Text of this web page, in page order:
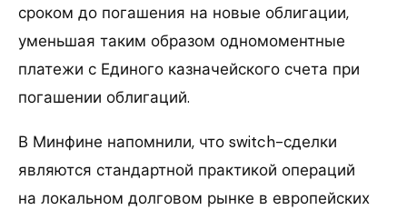
сроком до погашения на новые облигации,
уменьшая таким образом одномоментные
платежи с Единого казначейского счета при
погашении облигаций.
В Минфине напомнили, что switch-сделки
являются стандартной практикой операций
на локальном долговом рынке в европейских